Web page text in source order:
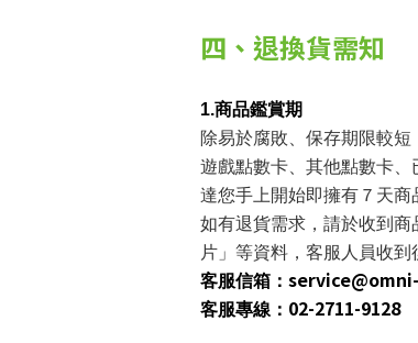
四、退換貨需知
1.商品鑑賞期
除易於腐敗、保存期限較
遊戲點數卡、其他點數卡、
達您手上開始即擁有７天商
如有退貨需求，請於收到
片」等資料， 客服人員收到
客服信箱：
客服專線： 02-2711-9128